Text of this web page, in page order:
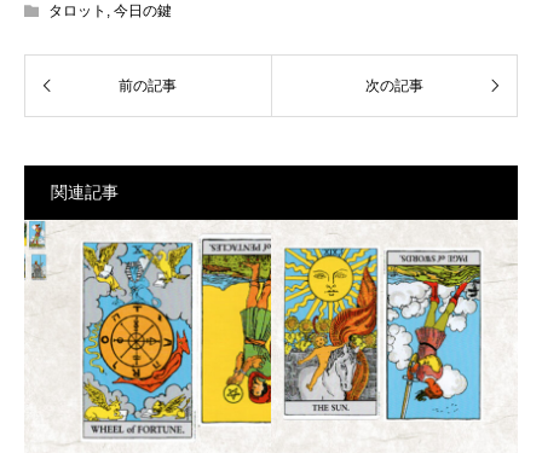
タロット , 今日の鍵
関連記事